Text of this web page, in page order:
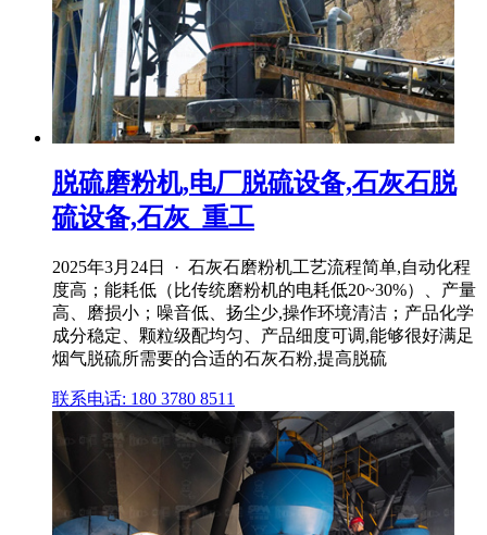
脱硫磨粉机,电厂脱硫设备,石灰石脱
硫设备,石灰_重工
2025年3月24日 · 石灰石磨粉机工艺流程简单,自动化程
度高；能耗低（比传统磨粉机的电耗低20~30%）、产量
高、磨损小；噪音低、扬尘少,操作环境清洁；产品化学
成分稳定、颗粒级配均匀、产品细度可调,能够很好满足
烟气脱硫所需要的合适的石灰石粉,提高脱硫
联系电话: 180 3780 8511